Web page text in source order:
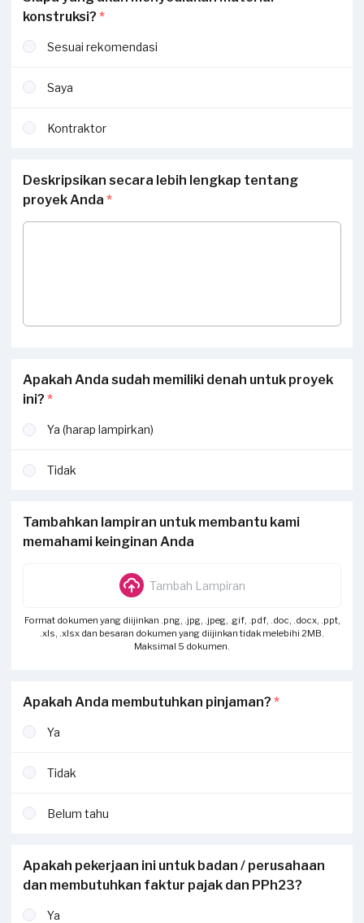
konstruksi? *
Sesuai rekomendasi
Saya
Kontraktor
Deskripsikan secara lebih lengkap tentang
proyek Anda *
Apakah Anda sudah memiliki denah untuk proyek
ini? *
Ya (harap lampirkan)
Tidak
Tambahkan lampiran untuk membantu kami
memahami keinginan Anda
Tambah Lampiran
Format dokumen yang diijinkan .png, .jpg, .jpeg, .gif, .pdf, .doc, .docx, .ppt,
.xls, .xlsx dan besaran dokumen yang diijinkan tidak melebihi 2MB.
Maksimal 5 dokumen.
Apakah Anda membutuhkan pinjaman? *
Ya
Tidak
Belum tahu
Apakah pekerjaan ini untuk badan / perusahaan
dan membutuhkan faktur pajak dan PPh23?
Ya